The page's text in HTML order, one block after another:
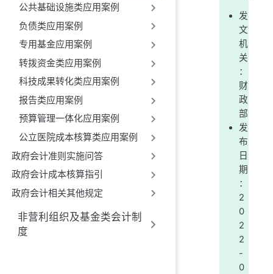
公共基础设施类应用案例
负债类应用案例
专用基金应用案例
转拨资金类应用案例
科技成果转化类应用案例
报告类应用案例
预算管理一体化应用案例
公立医院成本核算类应用案例
政府会计准则实施问答
政府会计成本核算指引
政府会计相关其他规定
非营利组织及基金类会计制
度
发
文
机
关
：
财
政
部
发
布
日
期
：
2
0
2
2
-
0